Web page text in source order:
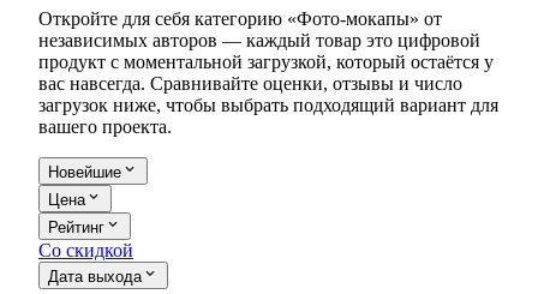
Откройте для себя категорию «Фото-мокапы» от
независимых авторов — каждый товар это цифровой
продукт с моментальной загрузкой, который остаётся у
вас навсегда. Сравнивайте оценки, отзывы и число
загрузок ниже, чтобы выбрать подходящий вариант для
вашего проекта.
Новейшие expand_more
Цена expand_more
Рейтинг expand_more
Со скидкой
Дата выхода expand_more